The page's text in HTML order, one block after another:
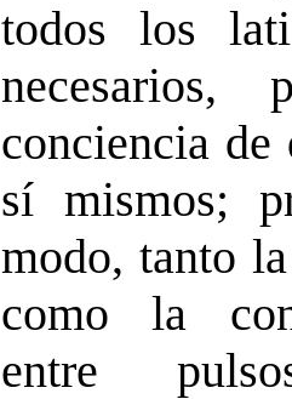
todos los
necesarios,
conciencia de
sí mismos;
modo, tanto
como la
entre